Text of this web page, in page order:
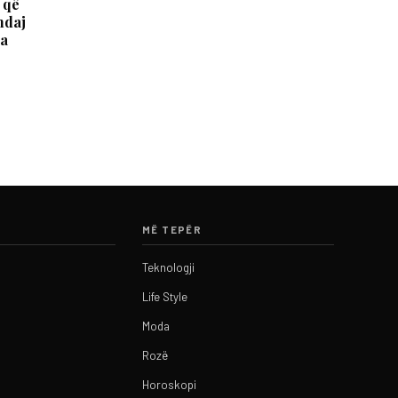
MË TEPËR
Teknologji
Life Style
Moda
Rozë
Horoskopi